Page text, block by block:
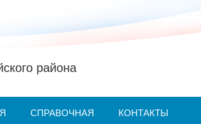
района
СПРАВОЧНАЯ КОНТАКТЫ